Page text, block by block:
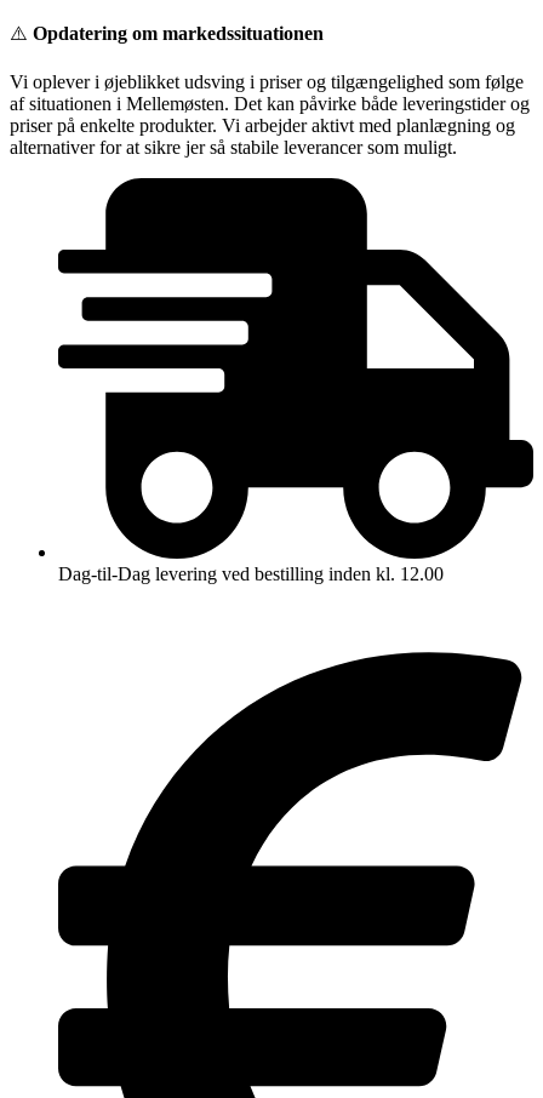
Videre
indhold
⚠️ Opdatering om markedssituationen
Vi oplever i øjeblikket udsving i priser og tilgængelighed som følge
af situationen i Mellemøsten. Det kan påvirke både leveringstider og
priser på enkelte produkter. Vi arbejder aktivt med planlægning og
alternativer for at sikre jer så stabile leverancer som muligt.
Dag-til-Dag levering ved bestilling inden kl. 12.00